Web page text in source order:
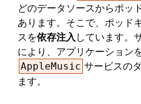
どのデータソースからポッ
あります。そこで、ポッド
スを依存注入しています。
により、アプリケーション
AppleMusic サービスの
ます。